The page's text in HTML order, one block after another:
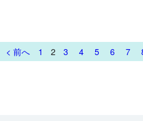
< 前へ 1 2 3 4 5 6 7